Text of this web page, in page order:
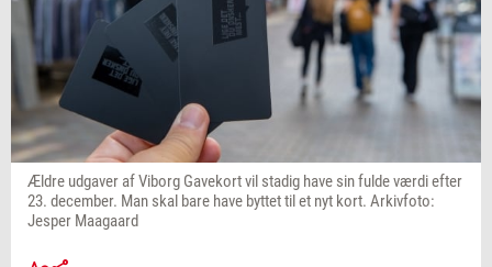
Ældre udgaver af Viborg Gavekort vil stadig have sin fulde værdi efter
23. december. Man skal bare have byttet til et nyt kort. Arkivfoto:
Jesper Maagaard